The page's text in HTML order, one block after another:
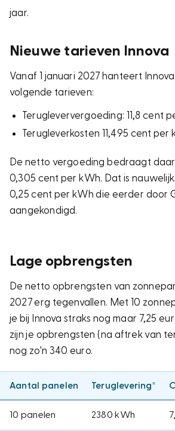
jaar.
Nieuwe tarieven Innova
Vanaf 1 januari 2027 hanteert
volgende tarieven:
Terugleververgoeding: 11,8 cent
Terugleverkosten 11,495 cent per
De netto vergoeding bedraagt
0,305 cent per kWh. Dat is
0,25 cent per kWh die eerder door
aangekondigd.
Lage opbrengsten
De netto opbrengsten van
2027 erg tegenvallen. Met 10
je bij Innova straks nog maar 7,25
zijn je opbrengsten (na aftrek van
nog zo'n 340 euro.
Aantal panelen Teruglevering*
10 panelen 2380 kWh